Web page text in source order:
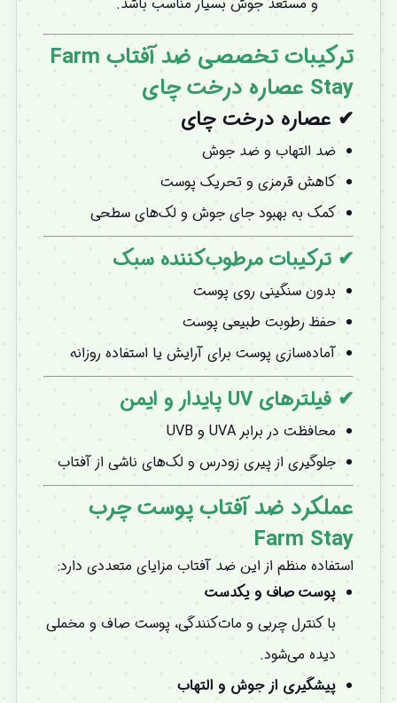
ترکیبات تخصصی ضد آفتاب Farm
Stay عصاره درخت چای
✔ عصاره درخت چای
ضد التهاب و ضد جوش
کاهش قرمزی و تحریک پوست
کمک به بهبود جای جوش و لک‌های سطحی
✔ ترکیبات مرطوب‌کننده سبک
بدون سنگینی روی پوست
حفظ رطوبت طبیعی پوست
آماده‌سازی پوست برای آرایش یا استفاده روزانه
✔ فیلترهای UV پایدار و ایمن
محافظت در برابر UVA و UVB
جلوگیری از پیری زودرس و لک‌های ناشی از آفتاب
عملکرد ضد آفتاب پوست چرب
Farm Stay
استفاده منظم از این ضد آفتاب مزایای متعددی دارد:
پوست صاف و یکدست
با کنترل چربی و مات‌کنندگی، پوست صاف و مخملی
دیده می‌شود.
پیشگیری از جوش و التهاب